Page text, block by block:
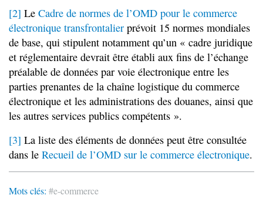
[2] Le Cadre de normes de l’OMD pour le commerce
électronique transfrontalier prévoit 15 normes mondiales
de base, qui stipulent notamment qu’un « cadre juridique
et réglementaire devrait être établi aux fins de l’échange
préalable de données par voie électronique entre les
parties prenantes de la chaîne logistique du commerce
électronique et les administrations des douanes, ainsi que
les autres services publics compétents ».
[3] La liste des éléments de données peut être consultée
dans le Recueil de l’OMD sur le commerce électronique.
Mots clés: #e-commerce